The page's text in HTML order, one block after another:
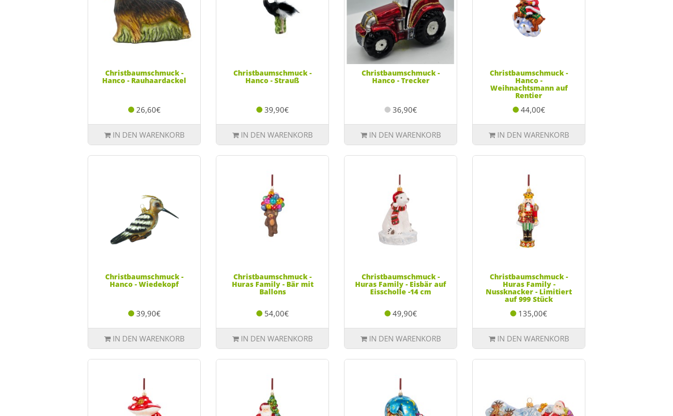
Christbaumschmuck -
Hanco - Rauhaardackel
26,60€
IN DEN WARENKORB
Christbaumschmuck -
Hanco - Strauß
39,90€
IN DEN WARENKORB
Christbaumschmuck -
Hanco - Trecker
36,90€
IN DEN WARENKORB
Christbaumschmuck -
Hanco -
Weihnachtsmann auf
Rentier
44,00€
IN DEN WARENKORB
Christbaumschmuck -
Hanco - Wiedekopf
39,90€
IN DEN WARENKORB
Christbaumschmuck -
Huras Family - Bär mit
Ballons
54,00€
IN DEN WARENKORB
Christbaumschmuck -
Huras Family - Eisbär auf
Eisscholle -14 cm
49,90€
IN DEN WARENKORB
Christbaumschmuck -
Huras Family -
Nussknacker - Limitiert
auf 999 Stück
135,00€
IN DEN WARENKORB